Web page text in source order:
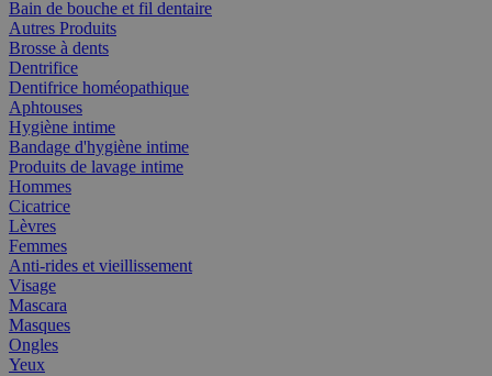
Bain de bouche et fil dentaire
Autres Produits
Brosse à dents
Dentrifice
Dentifrice homéopathique
Aphtouses
Hygiène intime
Bandage d'hygiène intime
Produits de lavage intime
Hommes
Cicatrice
Lèvres
Femmes
Anti-rides et vieillissement
Visage
Mascara
Masques
Ongles
Yeux